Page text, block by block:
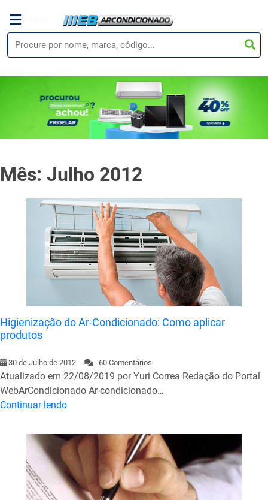
Mês: Julho 2012
Higienização do Ar-Condicionado: Como aplicar
produtos
30 de Julho de 2012 60 Comentários
Atualizado em 22/08/2019 por Yuri Correa Redação do Portal
WebArCondicionado Ar-condicionado…
Continuar lendo